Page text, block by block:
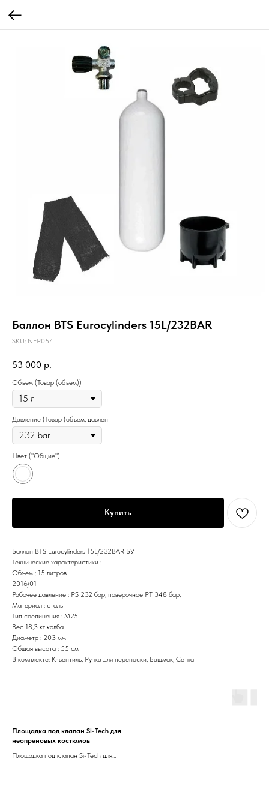
Баллон BTS Eurocylinders 15L/232BAR
SKU: NFP054
53 000 р.
Объем (Товар (объем))
Давление (Товар (объем, давлен
Цвет ("Общие")
Купить
Баллон BTS Eurocylinders 15L/232BAR БУ
Технические характеристики :
Объем : 15 литров
2016/01
Рабочее давление : PS 232 бар, поверочное PT 348 бар,
Материал : сталь
Тип соединения : M25
Вес 18,3 кг колба
Диаметр : 203 мм
Общая высота : 55 см
В комплекте: К-вентиль, Ручка для переноски, Башмак, Сетка
Площадка под клапан Si-Tech для
неопреновых костюмов
Площадка под клапан Si-Tech для